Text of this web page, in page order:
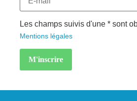
Les champs suivis d'une * sont
Mentions légales